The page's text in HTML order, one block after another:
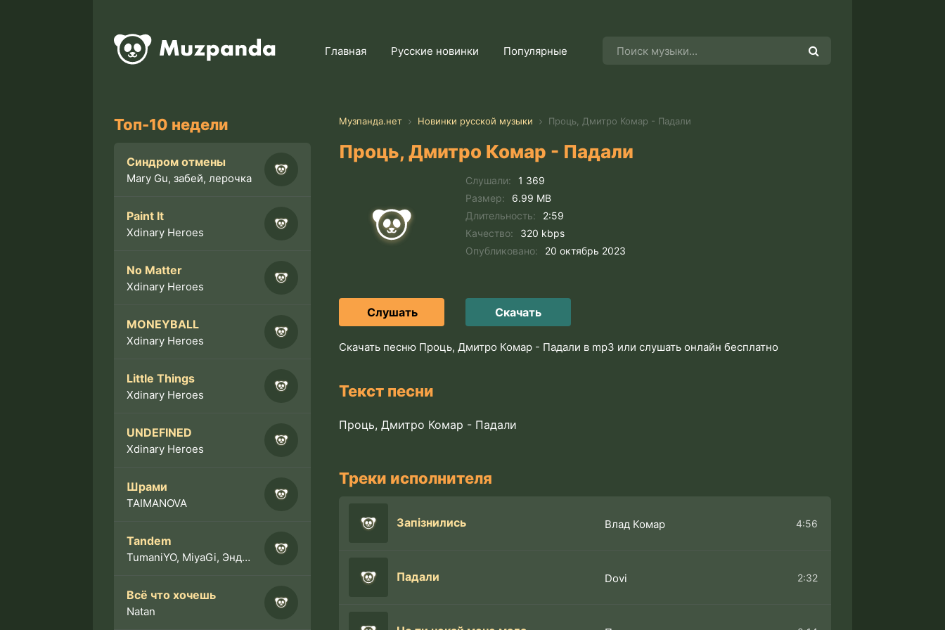
Главная Русские новинки Популярные
Топ-10 недели
Синдром отмены
Mary Gu, забей, лерочка
Paint It
Xdinary Heroes
No Matter
Xdinary Heroes
MONEYBALL
Xdinary Heroes
Little Things
Xdinary Heroes
UNDEFINED
Xdinary Heroes
Шрами
TAIMANOVA
Tandem
TumaniYO, MiyaGi, Эндшпиль
Всё что хочешь
Natan
Музпанда.нет Новинки русской музыки Проць, Дмитро Комар - Падали
Проць, Дмитро Комар - Падали
Слушали:
1 369
Размер:
6.99 MB
Длительность:
2:59
Качество:
320 kbps
Опубликовано:
20 октябрь 2023
Слушать Скачать
Скачать песню Проць, Дмитро Комар - Падали в mp3 или слушать онлайн бесплатно
Текст песни
Проць, Дмитро Комар - Падали
Треки исполнителя
Запізнились Влад Комар 4:56
Падали Dovi 2:32